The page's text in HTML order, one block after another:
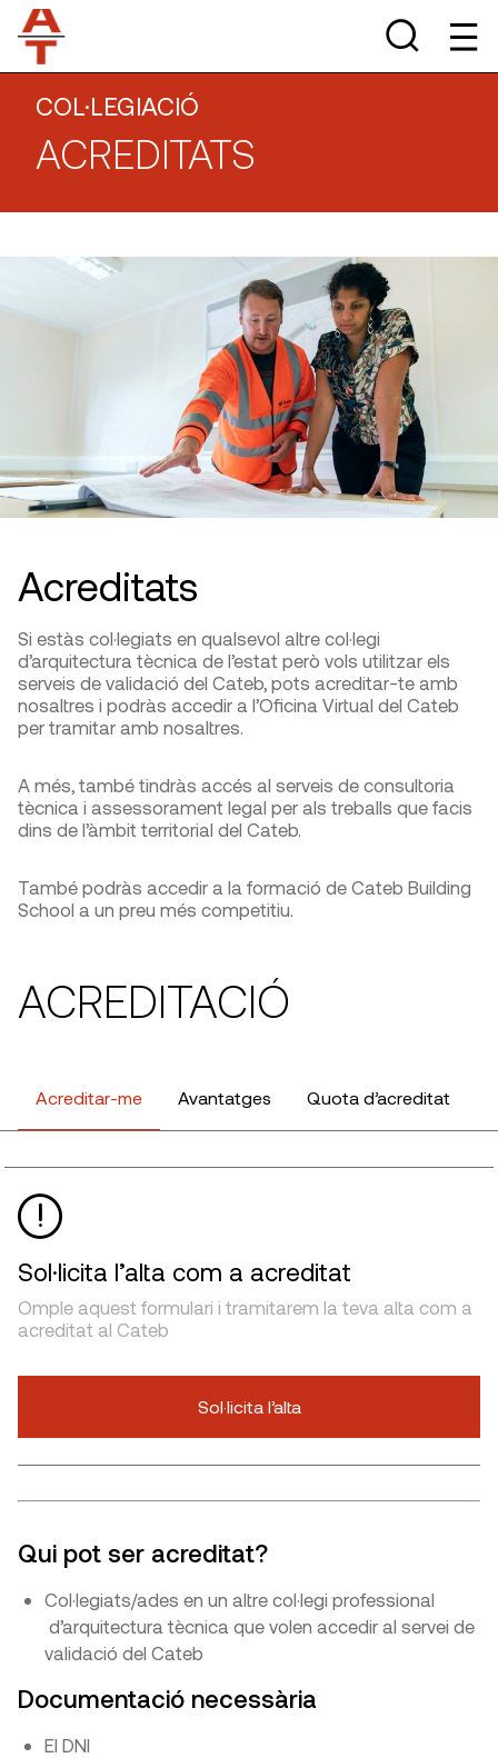
COL·LEGIACIÓ
ACREDITATS
Acreditats
Si estàs col·legiats en qualsevol altre col·legi
d’arquitectura tècnica de l’estat però vols utilitzar els
serveis de validació del Cateb, pots acreditar-te amb
nosaltres i podràs accedir a l’Oficina Virtual del Cateb
per tramitar amb nosaltres.
A més, també tindràs accés al serveis de consultoria
tècnica i assessorament legal per als treballs que facis
dins de l’àmbit territorial del Cateb.
També podràs accedir a la formació de Cateb Building
School a un preu més competitiu.
ACREDITACIÓ
Acreditar-me Avantatges Quota d’acreditat
Sol·licita l’alta com a acreditat
Omple aquest formulari i tramitarem la teva alta com a
acreditat al Cateb
Sol·licita l’alta
Qui pot ser acreditat?
Col·legiats/ades en un altre col·legi professional
d’arquitectura tècnica que volen accedir al servei de
validació del Cateb
Documentació necessària
El DNI